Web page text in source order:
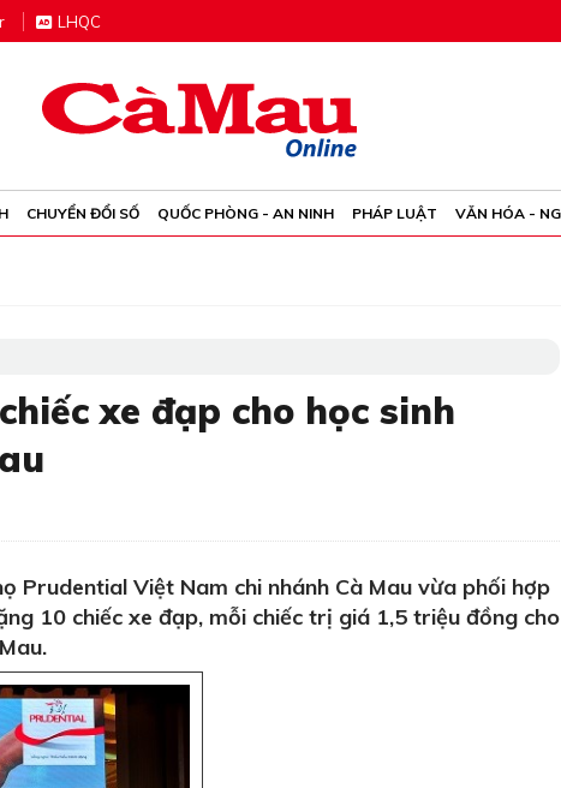
LHQC
CHUYỂN ĐỔI SỐ QUỐC PHÒNG - AN NINH PHÁP LUẬT VĂN HÓA -
xe đạp cho học sinh
Prudential Việt Nam chi nhánh Cà Mau vừa phối hợp
10 chiếc xe đạp, mỗi chiếc trị giá 1,5 triệu đồng cho